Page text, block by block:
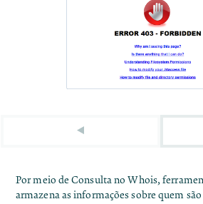
Por meio de Consulta no Whois,
armazena as informações sobre quem